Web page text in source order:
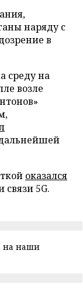
наряду с
в
среду на
возле
оказался
5G.
на наши